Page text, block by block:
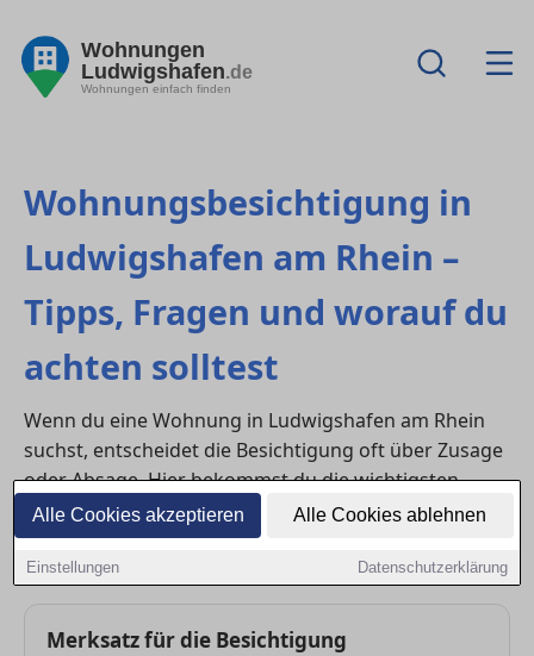
Alle Cookies akzeptieren Alle Cookies ablehnen
Einstellungen Datenschutzerklärung
Wohnungen
Ludwigshafen.de
Wohnungen einfach finden
Wohnungsbesichtigung in
Ludwigshafen am Rhein –
Tipps, Fragen und worauf du
achten solltest
Wenn du eine Wohnung in Ludwigshafen am Rhein
suchst, entscheidet die Besichtigung oft über Zusage
oder Absage. Hier bekommst du die wichtigsten
suchrelevanten Fragen mit kurzen Antworten – damit
du schneller bewertest, ob die Wohnung passt, und
wie du deine Chancen im nächsten Schritt erhöhst.
Merksatz für die Besichtigung